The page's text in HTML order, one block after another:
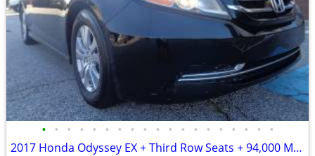
• • • • • • • • • • • • • • • • • • •
2017 Honda Odyssey EX + Third Row Seats + 94,000 Miles